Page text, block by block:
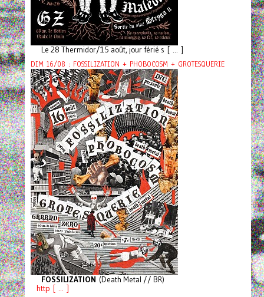
Le 28 Thermidor/15 août, jour férié s [ ... ]
DIM 16/08 : FOSSILIZATION + PHOBOCOSM + GROTESQUERIE
FOSSILIZATION (Death Metal // BR)
http [ ... ]